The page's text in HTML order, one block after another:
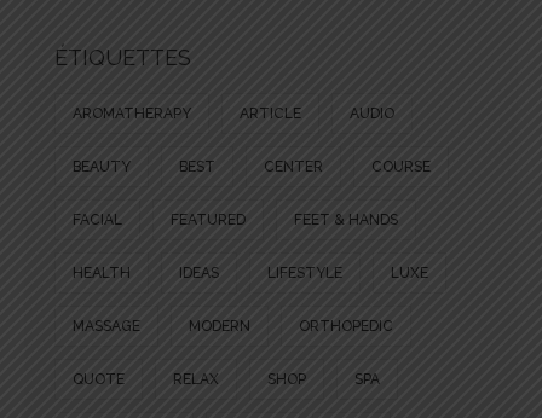
ÉTIQUETTES
AROMATHERAPY ARTICLE AUDIO
BEAUTY BEST CENTER COURSE
FACIAL FEATURED FEET & HANDS
HEALTH IDEAS LIFESTYLE LUXE
MASSAGE MODERN ORTHOPEDIC
QUOTE RELAX SHOP SPA